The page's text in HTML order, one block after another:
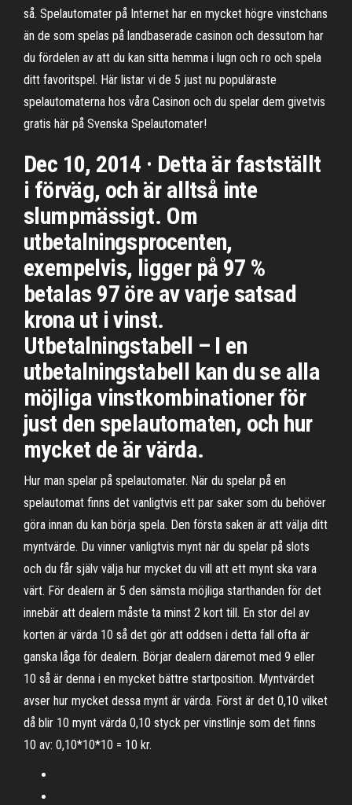
så. Spelautomater på Internet har en mycket högre vinstchans
än de som spelas på landbaserade casinon och dessutom har
du fördelen av att du kan sitta hemma i lugn och ro och spela
ditt favoritspel. Här listar vi de 5 just nu populäraste
spelautomaterna hos våra Casinon och du spelar dem givetvis
gratis här på Svenska Spelautomater!
Dec 10, 2014 · Detta är fastställt
i förväg, och är alltså inte
slumpmässigt. Om
utbetalningsprocenten,
exempelvis, ligger på 97 %
betalas 97 öre av varje satsad
krona ut i vinst.
Utbetalningstabell – I en
utbetalningstabell kan du se alla
möjliga vinstkombinationer för
just den spelautomaten, och hur
mycket de är värda.
Hur man spelar på spelautomater. När du spelar på en
spelautomat finns det vanligtvis ett par saker som du behöver
göra innan du kan börja spela. Den första saken är att välja ditt
myntvärde. Du vinner vanligtvis mynt när du spelar på slots
och du får själv välja hur mycket du vill att ett mynt ska vara
värt. För dealern är 5 den sämsta möjliga starthanden för det
innebär att dealern måste ta minst 2 kort till. En stor del av
korten är värda 10 så det gör att oddsen i detta fall ofta är
ganska låga för dealern. Börjar dealern däremot med 9 eller
10 så är denna i en mycket bättre startposition. Myntvärdet
avser hur mycket dessa mynt är värda. Först är det 0,10 vilket
då blir 10 mynt värda 0,10 styck per vinstlinje som det finns
10 av: 0,10*10*10 = 10 kr.